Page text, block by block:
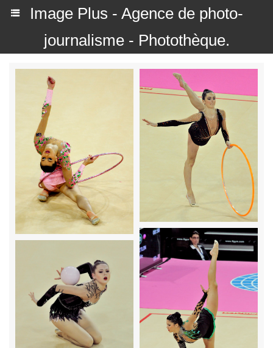
Image Plus - Agence de photo-
journalisme - Photothèque.